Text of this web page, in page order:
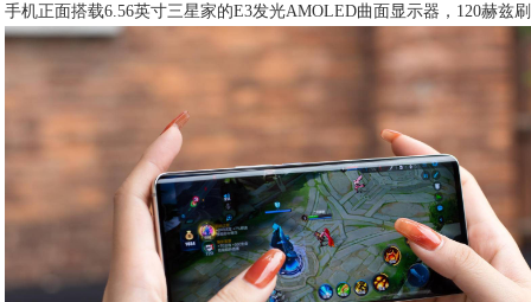
手机正面搭载6.56英寸三星家的E3发光AMOLED曲面显示器，120赫